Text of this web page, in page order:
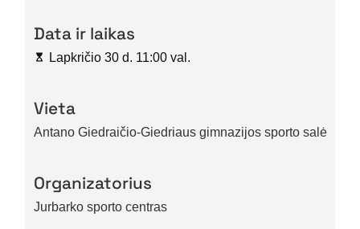
Data ir laikas
Lapkričio 30 d. 11:00 val.
Vieta
Antano Giedraičio-Giedriaus gimnazijos sporto salė
Organizatorius
Jurbarko sporto centras